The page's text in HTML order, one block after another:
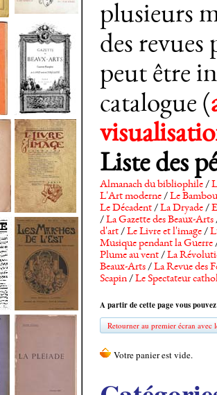
plusieurs
des revues
peut être
catalogue (
Liste des
Almanach du bibliophile/
L'Art moderne/Le Bambou
Le Décadent/La Dryade/
/La Gazette des Beaux-Arts
d'art/Le Livre et l'image/
Musique pendant la Guerre
Plume au vent/La
Beaux-Arts/La Revue des
Scapin/Le Spectateur
A partir de cette page vous
Retourner au premier écran avec